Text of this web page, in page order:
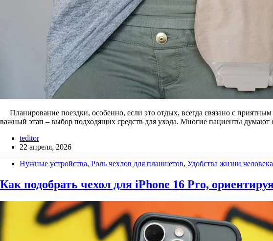
Планирование поездки, особенно, если это отдых, всегда связано с
важный этап – выбор подходящих средств для ухода. Многие пациенты
teditor
22 апреля, 2026
Нужные устройства, Роль чехлов для планшетов, Удобства жизни человека
Как подобрать чехол для iPhone 16 Pro,